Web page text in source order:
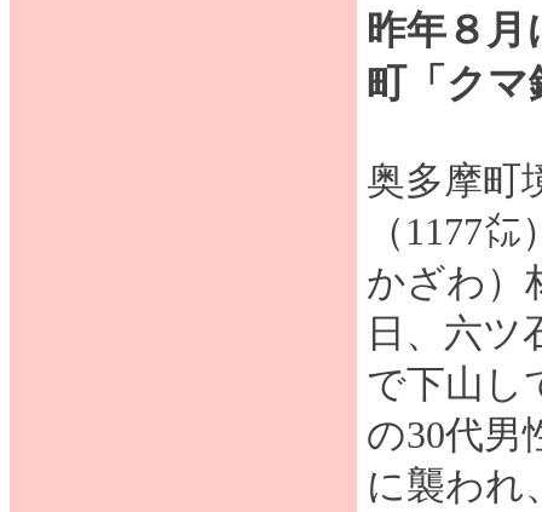
昨年８月
町「ク
奥多摩町
（1177
かざわ）
日、六ツ
で下山し
の30代男
に襲われ